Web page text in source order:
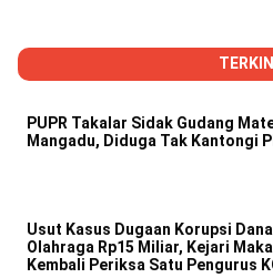
TERKINI
PUPR Takalar Sidak Gudang
Mangadu, Diduga Tak Kantongi
Usut Kasus Dugaan Korupsi
Olahraga Rp15 Miliar, Kejari
Kembali Periksa Satu Pengurus